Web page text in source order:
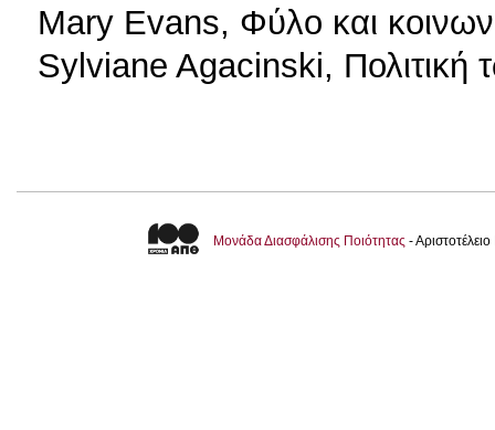
Mary Evans, Φύλο και
Sylviane Agacinski,
Μονάδα Διασφάλισης Ποιότητας -